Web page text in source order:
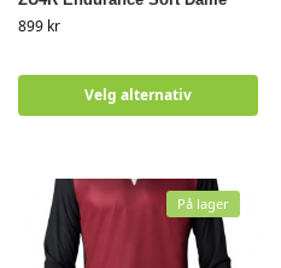
899 kr
Velg alternativ
På lager